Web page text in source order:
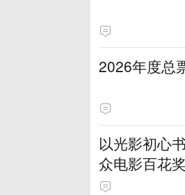
2026年度总
以光影初心
众电影百花